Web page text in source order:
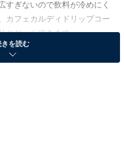
すぎないので飲料が冷めにく
カフェカルディドリップコー
とセットできます。
きを読む